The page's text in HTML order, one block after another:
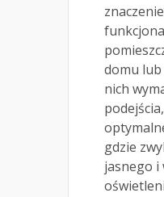
domu lub
nich
gdzie
jasnego i